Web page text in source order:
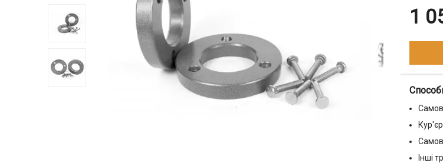
1
Інші